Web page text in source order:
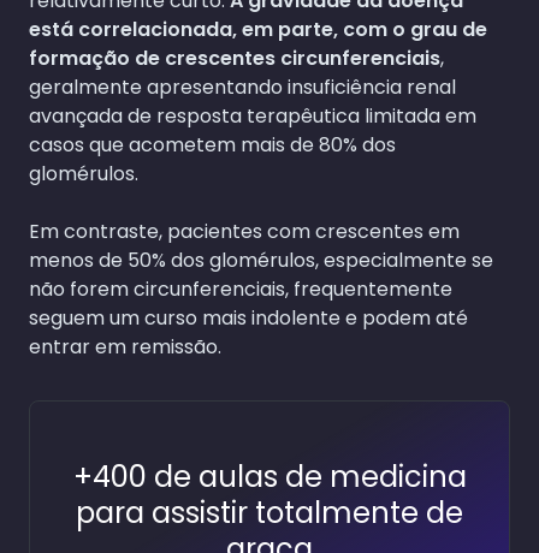
está correlacionada, em parte, com o grau de
formação de crescentes circunferenciais,
geralmente apresentando insuficiência renal
avançada de resposta terapêutica limitada em
casos que acometem mais de 80% dos
glomérulos.
Em contraste, pacientes com crescentes em
menos de 50% dos glomérulos, especialmente se
não forem circunferenciais, frequentemente
seguem um curso mais indolente e podem até
entrar em remissão.
+400 de aulas de medicina
para assistir totalmente de